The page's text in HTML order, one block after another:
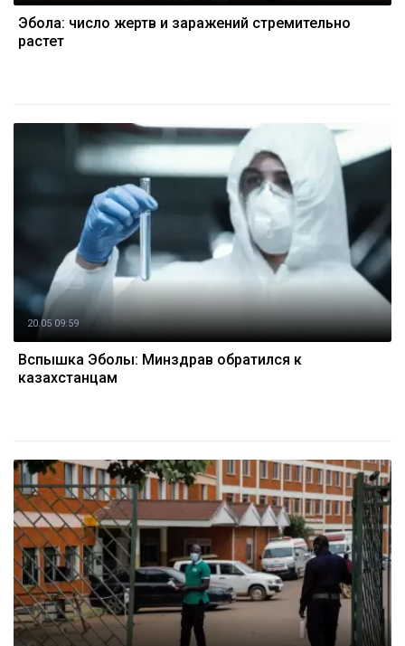
Эбола: число жертв и заражений стремительно
растет
20.05 09:59
Вспышка Эболы: Минздрав обратился к
казахстанцам